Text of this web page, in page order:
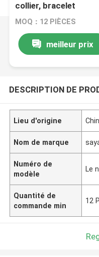
collier, bracelet
MOQ：12 PIÈCES
meilleur prix
DESCRIPTION DE
Lieu d'origine
Nom de marque
Numéro de
modèle
Le
Quantité de
commande min
12